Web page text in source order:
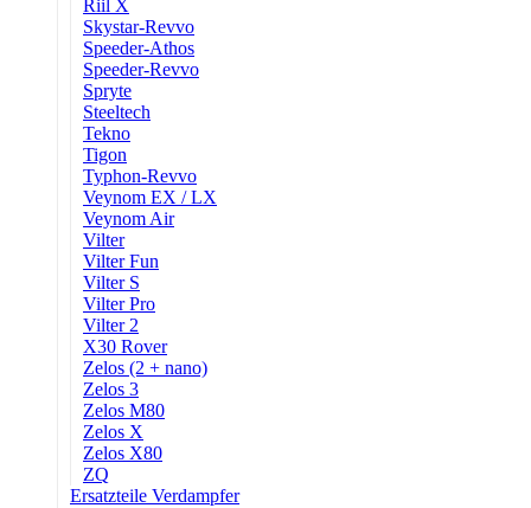
Riil X
Skystar-Revvo
Speeder-Athos
Speeder-Revvo
Spryte
Steeltech
Tekno
Tigon
Typhon-Revvo
Veynom EX / LX
Veynom Air
Vilter
Vilter Fun
Vilter S
Vilter Pro
Vilter 2
X30 Rover
Zelos (2 + nano)
Zelos 3
Zelos M80
Zelos X
Zelos X80
ZQ
Ersatzteile Verdampfer